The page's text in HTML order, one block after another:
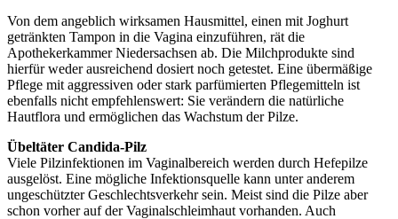
Von dem angeblich wirksamen Hausmittel, einen mit Joghurt
getränkten Tampon in die Vagina einzuführen, rät die
Apothekerkammer Niedersachsen ab. Die Milchprodukte sind
hierfür weder ausreichend dosiert noch getestet. Eine übermäßige
Pflege mit aggressiven oder stark parfümierten Pflegemitteln ist
ebenfalls nicht empfehlenswert: Sie verändern die natürliche
Hautflora und ermöglichen das Wachstum der Pilze.
Übeltäter Candida-Pilz
Viele Pilzinfektionen im Vaginalbereich werden durch Hefepilze
ausgelöst. Eine mögliche Infektionsquelle kann unter anderem
ungeschützter Geschlechtsverkehr sein. Meist sind die Pilze aber
schon vorher auf der Vaginalschleimhaut vorhanden. Auch